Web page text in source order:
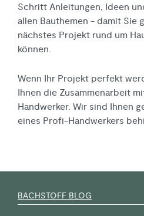
Schritt Anleitungen, Ideen
allen Bauthemen - damit Sie
nächstes Projekt rund um
können.
Wenn Ihr Projekt perfekt
Ihnen die Zusammenarbeit
Handwerker. Wir sind Ihnen
eines Profi-Handwerkers
BACHSTOFF BLOG